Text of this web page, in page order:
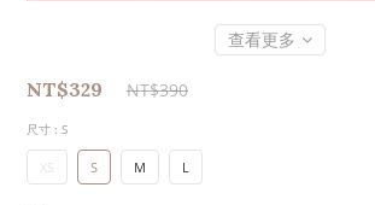
查看更多
NT$329 NT$390
尺寸 : S
S M L